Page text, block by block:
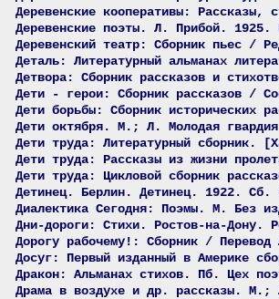
Деревенские кооперативы: Рассказы,
Деревенские поэты. Л. Прибой.
Деревенский театр: Сборник пьес /
Деталь: Литературный альманах
Детвора: Сборник рассказов и
Дети - герои: Сборник рассказов /
Дети борьбы: Сборник
Дети октября. М.; Л. Молодая
Дети труда: Литературный сборник.
Дети труда: Рассказы из жизни
Дети труда: Цикловой сборник
Детинец. Берлин. Детинец. 1922. Сб.
Диалектика Сегодня: Поэмы. М. Без
Дни-дороги: Стихи. Ростов-на-Дону.
Дорогу рабочему!: Сборник /
Досуг: Первый изданный в Америке
Дракон: Альманах стихов. Пб. Цех
Драма в воздухе и др. рассказы.